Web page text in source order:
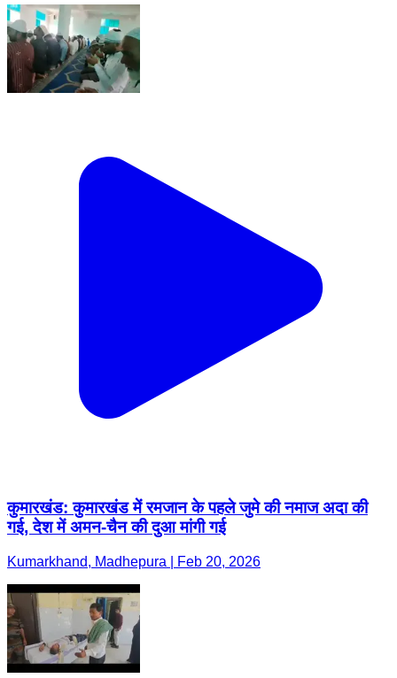
कुमारखंड: कुमारखंड में रमजान के पहले जुमे की नमाज अदा की
गई, देश में अमन-चैन की दुआ मांगी गई
Kumarkhand, Madhepura | Feb 20, 2026